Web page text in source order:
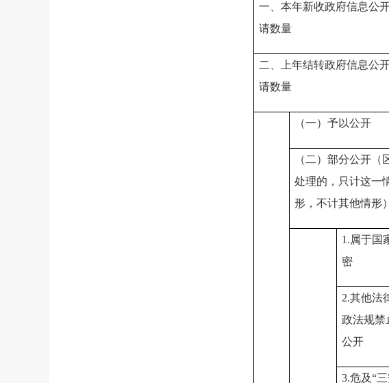
一、本年新收政府信息公
请数量
二、上年结转政府信息公
请数量
（一）予以公开
（二）部分公开（
处理的，只计这一
形，不计其他情形）
1.属于国
密
2.其他法
政法规禁
公开
3.危及“